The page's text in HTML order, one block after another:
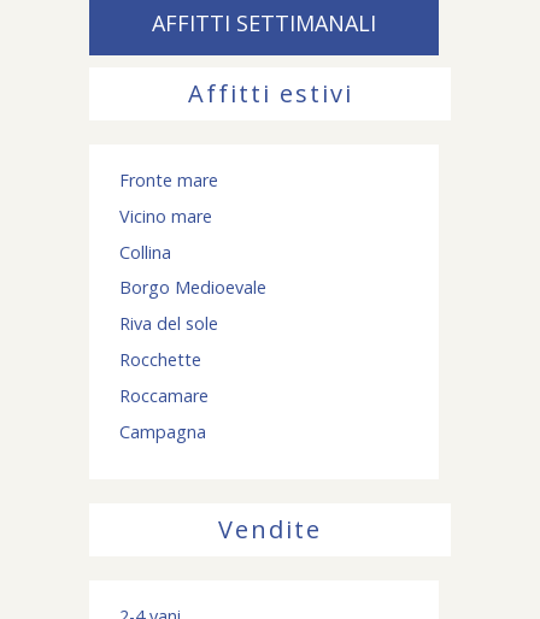
AFFITTI SETTIMANALI
Affitti estivi
Fronte mare
Vicino mare
Collina
Borgo Medioevale
Riva del sole
Rocchette
Roccamare
Campagna
Vendite